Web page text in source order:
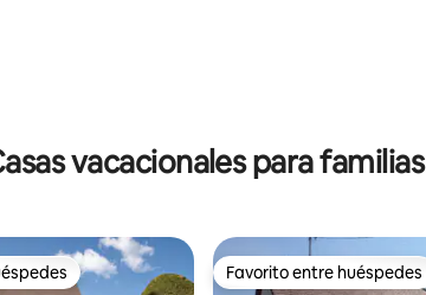
vacacionales para familias
Favorito entre huéspedes
Favorito entre huéspedes